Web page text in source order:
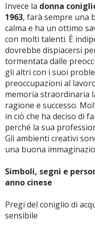
Invece la donna
1963, farà sempre una
calma e ha un ottimo
con molti talenti. È
dovrebbe dispiacersi
tormentata dalle
gli altri con i suoi
preoccupazioni al
memoria straordinaria
ragione e successo.
in ciò che ha deciso di
perché la sua
Gli ambienti creativi
una buona
Simboli, segni e
anno cinese
Pregi del coniglio di
sensibile